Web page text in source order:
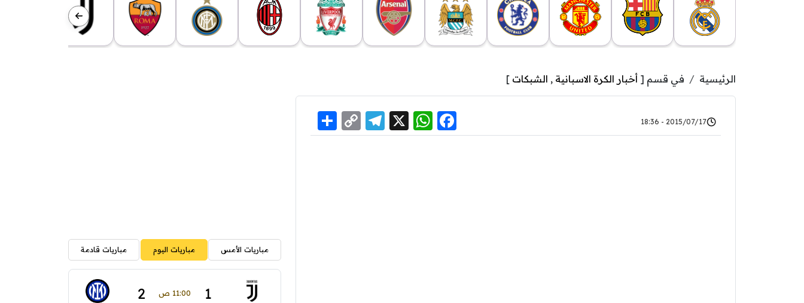
الرئيسية في قسم [ أخبار الكرة الاسبانية , الشبكات ]
2015/07/17 - 18:36
Facebook
WhatsApp
X
Telegram
Copy
Link
مباريات الأمس مباريات اليوم مباريات قادمة
1 11:00 ص 2